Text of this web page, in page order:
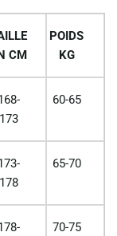
CM
POIDS
KG
173
60-65
178
65-70
70-75